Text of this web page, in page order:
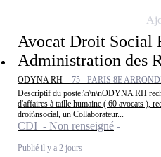
Avocat Droit Social
Administration des
ODYNA RH - 75 - PARIS 8E
Descriptif du poste:\n\n\nODYNA RH
d'affaires à taille humaine ( 60 avocats ),
droit\nsocial, un Collaborateur...
CDI - Non renseigné
Publié il y a 2 jours